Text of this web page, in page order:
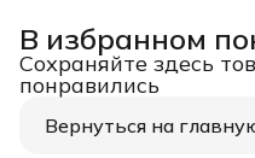
В избранном
Сохраняйте здесь
понравились
Вернуться на